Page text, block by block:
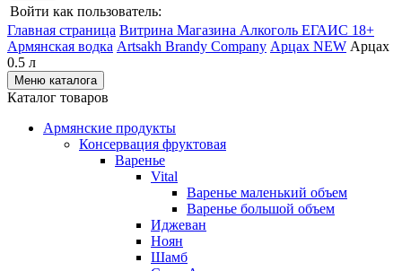
Войти как пользователь:
Главная страница Витрина Магазина Алкоголь ЕГАИС 18+
Армянская водка Artsakh Brandy Company Арцах NEW Арцах
0.5 л
Меню каталога
Каталог товаров
Армянские продукты
Консервация фруктовая
Варенье
Vital
Варенье маленький объем
Варенье большой объем
Иджеван
Ноян
Шамб